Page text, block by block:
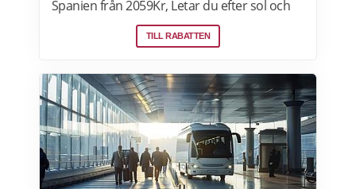
Spanien från 2059Kr, Letar du efter sol och
hav? Boka flyg + hotell på Lastminute.com
och koppla av i sanden. Läs mer om aktuella
Lastminute.com här.
TILL RABATTEN